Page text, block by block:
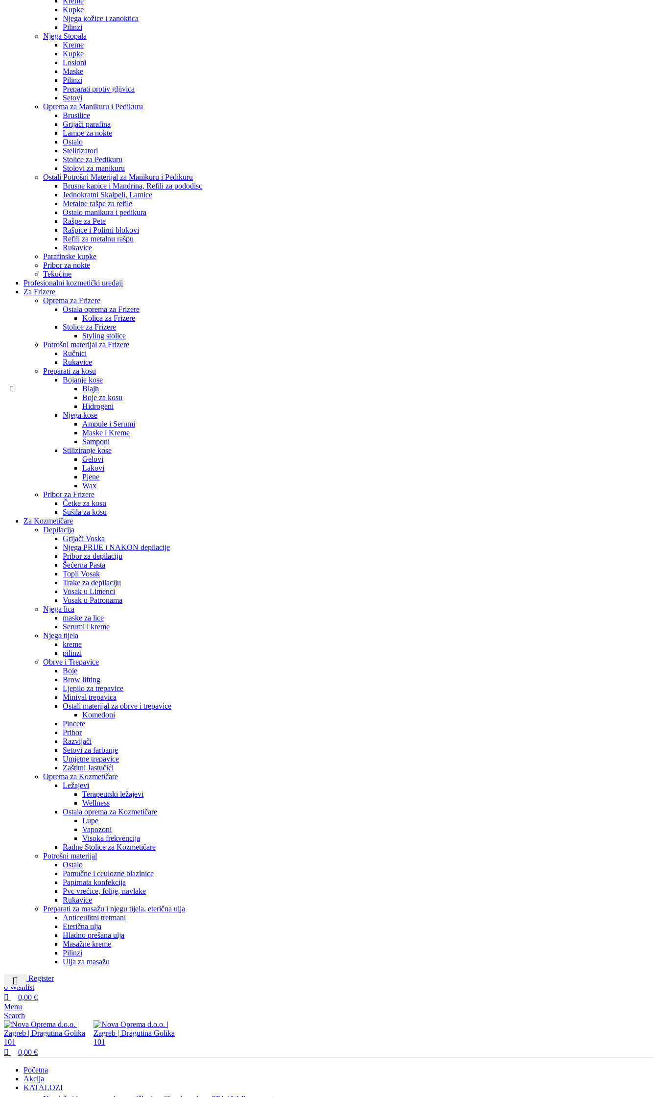
Kupke
Njega kožice i zanoktica
Pilinzi
Njega Stopala
Kreme
Kupke
Losioni
Maske
Pilinzi
Preparati protiv gljivica
Setovi
Oprema za Manikuru i Pedikuru
Brusilice
Grijači parafina
Lampe za nokte
Ostalo
Stelirizatori
Stolice za Pedikuru
Stolovi za manikuru
Ostali Potrošni Materijal za Manikuru i Pedikuru
Brusne kapice i Mandrina, Refili za pododisc
Jednokratni Skalpeli, Lamice
Metalne rašpe za refile
Ostalo manikura i pedikura
Rašpe za Pete
Rašpice i Polirni blokovi
Refili za metalnu rašpu
Rukavice
Parafinske kupke
Pribor za nokte
Tekućine
Profesionalni kozmetički uređaji
Za Frizere
Oprema za Frizere
Ostala oprema za Frizere
Kolica za Frizere
Stolice za Frizere
Styling stolice
Potrošni materijal za Frizere
Ručnici
Rukavice
Preparati za kosu
Bojanje kose
Blajh
Boje za kosu
Hidrogeni
Njega kose
Ampule i Serumi
Maske i Kreme
Šamponi
Stiliziranje kose
Gelovi
Lakovi
Pjene
Wax
Pribor za Frizere
Četke za kosu
Sušila za kosu
Za Kozmetičare
Depilacija
Grijači Voska
Njega PRIJE i NAKON depilacije
Pribor za depilaciju
Šećerna Pasta
Topli Vosak
Trake za depilaciju
Vosak u Limenci
Vosak u Patronama
Njega lica
maske za lice
Serumi i kreme
Njega tijela
kreme
pilinzi
Obrve i Trepavice
Boje
Brow lifting
Ljepilo za trepavice
Minival trepavica
Ostali materijal za obrve i trepavice
Komedoni
Pincete
Pribor
Razvijači
Setovi za farbanje
Umjetne trepavice
Zaštitni Jastučići
Oprema za Kozmetičare
Ležajevi
Terapeutski ležajevi
Wellness
Ostala oprema za Kozmetičare
Lupe
Vapozoni
Visoka frekvencija
Radne Stolice za Kozmetičare
Potrošni materijal
Ostalo
Pamučne i ceulozne blazinice
Papirnata konfekcija
Pvc vrećice, folije, navlake
Rukavice
Preparati za masažu i njegu tijela, eterična ulja
Anticeulitni tretmani
Eterična ulja
Hladno prešana ulja
Masažne kreme
Pilinzi
Ulja za masažu
Login / Register
0 Wishlist
0,00 €
Menu
Search
0,00 €
Početna
Akcija
KATALOZI